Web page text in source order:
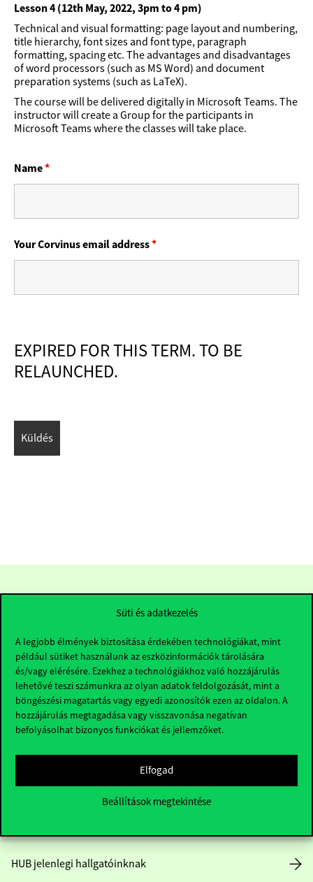
Süti és adatkezelés
A legjobb élmények biztosítása érdekében technológiákat, mint
például sütiket használunk az eszközinformációk tárolására
és/vagy elérésére. Ezekhez a technológiákhoz való hozzájárulás
lehetővé teszi számunkra az olyan adatok feldolgozását, mint a
böngészési magatartás vagy egyedi azonosítók ezen az oldalon. A
hozzájárulás megtagadása vagy visszavonása negatívan
befolyásolhat bizonyos funkciókat és jellemzőket.
Elfogad
Beállítások megtekintése
Lesson 4 (12th May, 2022, 3pm to 4 pm)
Technical and visual formatting: page layout and numbering,
title hierarchy, font sizes and font type, paragraph
formatting, spacing etc. The advantages and disadvantages
of word processors (such as MS Word) and document
preparation systems (such as LaTeX).
The course will be delivered digitally in Microsoft Teams. The
instructor will create a Group for the participants in
Microsoft Teams where the classes will take place.
Name*
Your Corvinus email address*
EXPIRED FOR THIS TERM. TO BE
RELAUNCHED.
Elérhetőségek
Kérdésed van a felvételivel kapcsolatban?
HUB jelenlegi hallgatóinknak